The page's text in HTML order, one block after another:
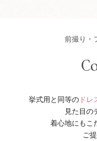
前撮り・
挙式用と同等の ドレ
見た目の
着心地にもこ
ご